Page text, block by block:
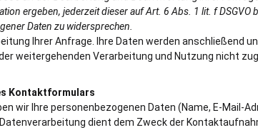
ergeben, jederzeit dieser auf Art. 6 Abs. 1 lit. f DSGVO
Daten zu widersprechen.
Ihrer Anfrage. Ihre Daten werden anschließend
weitergehenden Verarbeitung und Nutzung nicht
Kontaktformulars
wir Ihre personenbezogenen Daten (Name, E-Mail-
dient dem Zweck der